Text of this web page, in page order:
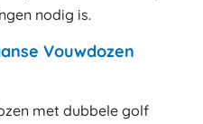
nodig is.
Vouwdozen
met dubbele golf